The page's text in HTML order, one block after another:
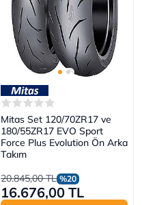
Mitas Set 120/70ZR17 ve
180/55ZR17 EVO Sport
Force Plus Evolution Ön Arka
Takım
20.845,00 TL %20
16.676,00 TL